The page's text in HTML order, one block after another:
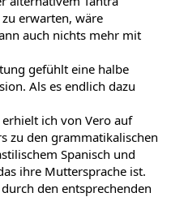
erwarten, wäre
auch nichts mehr mit
gefühlt eine halbe
Als es endlich dazu
ich von Vero auf
zu den grammatikalischen
Spanisch und
ihre Muttersprache ist.
den entsprechenden